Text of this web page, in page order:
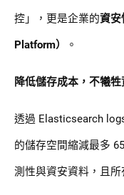
控」，更是企業的資安
Platform） 。
降低儲存成本，不犧
透過 Elasticsearch
的儲存空間縮減最多
測性與資安資料，且